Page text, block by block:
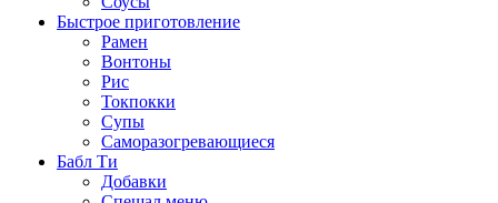
Быстрое приготовление
Рамен
Вонтоны
Рис
Токпокки
Супы
Саморазогревающиеся
Бабл Ти
Добавки